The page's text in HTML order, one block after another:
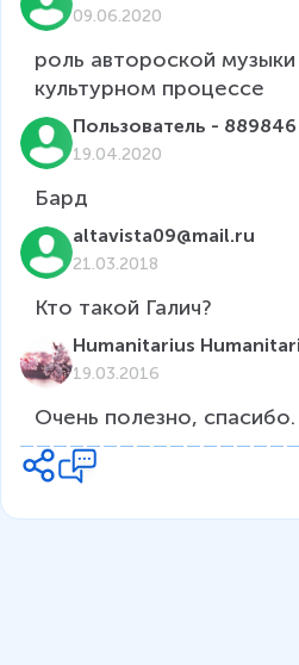
09.06.2020
роль автороской
культурном процессе
Пользователь - 889846
19.04.2020
Бард
altavista09@mail.ru
21.03.2018
Кто такой Галич?
Humanitarius
19.03.2016
Очень полезно, спасибо.